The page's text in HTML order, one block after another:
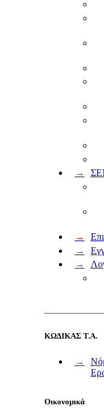
ΚΩΔΙΚΑΣ Τ.Α.
Οικονομικά